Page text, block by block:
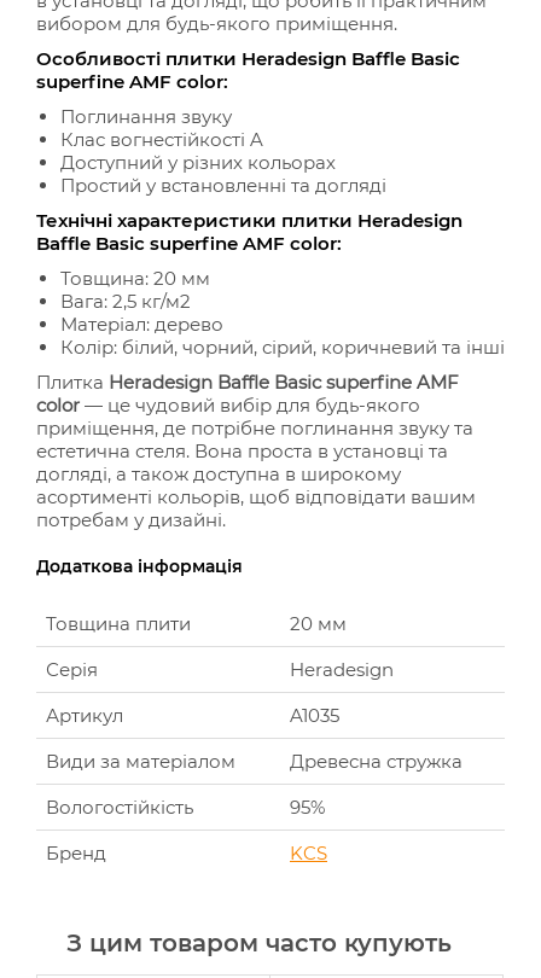
вибором для будь-якого приміщення.
Особливості плитки Heradesign Baffle Basic
superfine AMF color:
Поглинання звуку
Клас вогнестійкості A
Доступний у різних кольорах
Простий у встановленні та догляді
Технічні характеристики плитки Heradesign
Baffle Basic superfine AMF color:
Товщина: 20 мм
Вага: 2,5 кг/м2
Матеріал: дерево
Колір: білий, чорний, сірий, коричневий та інші
Плитка Heradesign Baffle Basic superfine AMF
color — це чудовий вибір для будь-якого
приміщення, де потрібне поглинання звуку та
естетична стеля. Вона проста в установці та
догляді, а також доступна в широкому
асортименті кольорів, щоб відповідати вашим
потребам у дизайні.
Додаткова інформація
Товщина плити
20 мм
Серія
Heradesign
Артикул
A1035
Види за матеріалом
Древесна стружка
Вологостійкість
95%
Бренд
KCS
З цим товаром часто купують